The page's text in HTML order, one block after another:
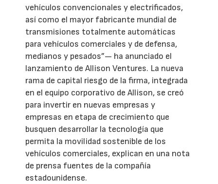
vehículos convencionales y electrificados,
así como el mayor fabricante mundial de
transmisiones totalmente automáticas
para vehículos comerciales y de defensa,
medianos y pesados”— ha anunciado el
lanzamiento de Allison Ventures. La nueva
rama de capital riesgo de la firma, integrada
en el equipo corporativo de Allison, se creó
para invertir en nuevas empresas y
empresas en etapa de crecimiento que
busquen desarrollar la tecnología que
permita la movilidad sostenible de los
vehículos comerciales, explican en una nota
de prensa fuentes de la compañía
estadounidense.